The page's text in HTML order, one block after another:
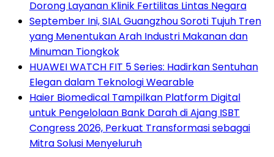
Dorong Layanan Klinik Fertilitas Lintas Negara
September Ini, SIAL Guangzhou Soroti Tujuh Tren
yang Menentukan Arah Industri Makanan dan
Minuman Tiongkok
HUAWEI WATCH FIT 5 Series: Hadirkan Sentuhan
Elegan dalam Teknologi Wearable
Haier Biomedical Tampilkan Platform Digital
untuk Pengelolaan Bank Darah di Ajang ISBT
Congress 2026, Perkuat Transformasi sebagai
Mitra Solusi Menyeluruh